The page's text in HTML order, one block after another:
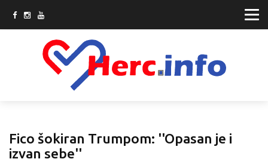
Fico šokiran Trumpom: ''Opasan je i
izvan sebe''